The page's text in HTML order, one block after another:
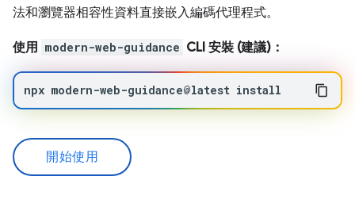
法和瀏覽器相容性資料直接嵌入編碼代理程式。
使用 modern-web-guidance CLI 安裝 (建議)：
npx modern-web-guidance@latest install
開始使用